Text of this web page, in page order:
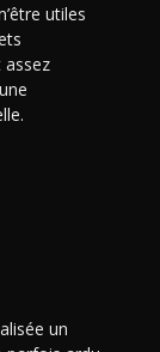
utiles
un